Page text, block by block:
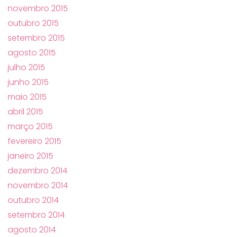
novembro 2015
outubro 2015
setembro 2015
agosto 2015
julho 2015
junho 2015
maio 2015
abril 2015
março 2015
fevereiro 2015
janeiro 2015
dezembro 2014
novembro 2014
outubro 2014
setembro 2014
agosto 2014